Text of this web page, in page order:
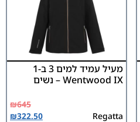
מעיל עמיד למים 3 ב-1
Wentwood IX – נשים
Regatta
₪645
₪322.50